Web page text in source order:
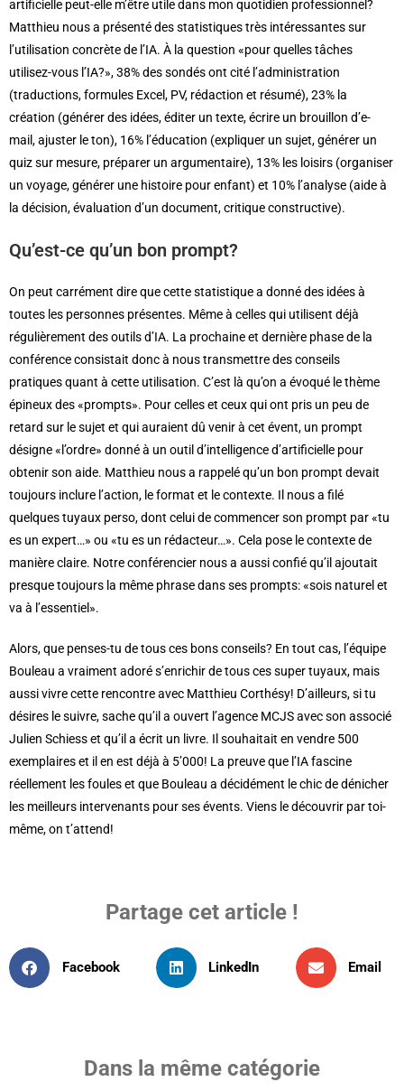
artificielle peut-elle m’être utile dans mon quotidien professionnel?
Matthieu nous a présenté des statistiques très intéressantes sur
l’utilisation concrète de l’IA. À la question «pour quelles tâches
utilisez-vous l’IA?», 38% des sondés ont cité l’administration
(traductions, formules Excel, PV, rédaction et résumé), 23% la
création (générer des idées, éditer un texte, écrire un brouillon d’e-
mail, ajuster le ton), 16% l’éducation (expliquer un sujet, générer un
quiz sur mesure, préparer un argumentaire), 13% les loisirs (organiser
un voyage, générer une histoire pour enfant) et 10% l’analyse (aide à
la décision, évaluation d’un document, critique constructive).
Qu’est-ce qu’un bon prompt?
On peut carrément dire que cette statistique a donné des idées à
toutes les personnes présentes. Même à celles qui utilisent déjà
régulièrement des outils d’IA. La prochaine et dernière phase de la
conférence consistait donc à nous transmettre des conseils
pratiques quant à cette utilisation. C’est là qu’on a évoqué le thème
épineux des «prompts». Pour celles et ceux qui ont pris un peu de
retard sur le sujet et qui auraient dû venir à cet évent, un prompt
désigne «l’ordre» donné à un outil d’intelligence d’artificielle pour
obtenir son aide. Matthieu nous a rappelé qu’un bon prompt devait
toujours inclure l’action, le format et le contexte. Il nous a filé
quelques tuyaux perso, dont celui de commencer son prompt par «tu
es un expert…» ou «tu es un rédacteur…». Cela pose le contexte de
manière claire. Notre conférencier nous a aussi confié qu’il ajoutait
presque toujours la même phrase dans ses prompts: «sois naturel et
va à l’essentiel».
Alors, que penses-tu de tous ces bons conseils? En tout cas, l’équipe
Bouleau a vraiment adoré s’enrichir de tous ces super tuyaux, mais
aussi vivre cette rencontre avec Matthieu Corthésy! D’ailleurs, si tu
désires le suivre, sache qu’il a ouvert l’agence MCJS avec son associé
Julien Schiess et qu’il a écrit un livre. Il souhaitait en vendre 500
exemplaires et il en est déjà à 5’000! La preuve que l’IA fascine
réellement les foules et que Bouleau a décidément le chic de dénicher
les meilleurs intervenants pour ses évents. Viens le découvrir par toi-
même, on t’attend!
Partage cet article !
Facebook LinkedIn Email
Dans la même catégorie